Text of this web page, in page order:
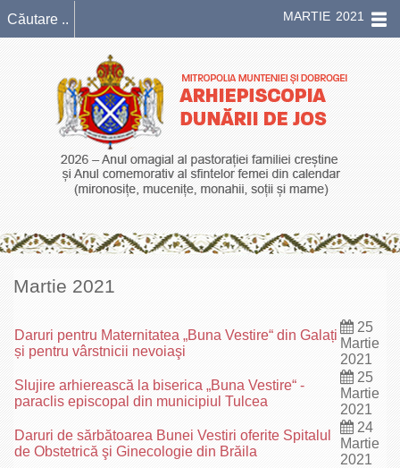
MARTIE 2021
Martie 2021
Daruri pentru Maternitatea „Buna Vestire“ din Galați
și pentru vârstnicii nevoiaşi
25
Martie
2021
Slujire arhierească la biserica „Buna Vestire“ -
paraclis episcopal din municipiul Tulcea
25
Martie
2021
Daruri de sărbătoarea Bunei Vestiri oferite Spitalul
de Obstetrică şi Ginecologie din Brăila
24
Martie
2021